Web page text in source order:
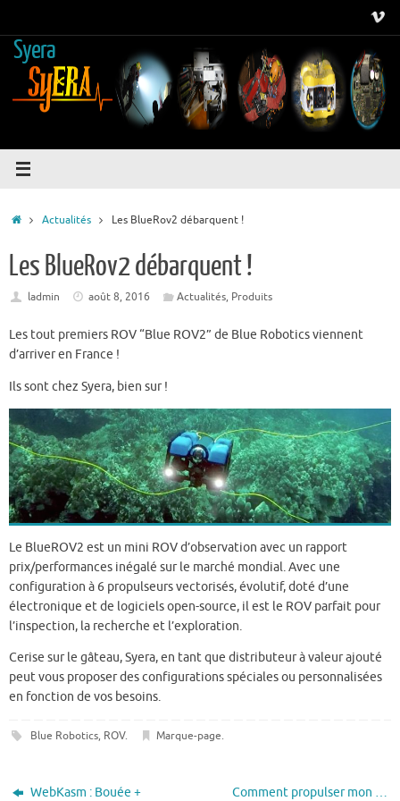
contenu
Syera
Accueil
Actualités Les BlueRov2 débarquent !
Les BlueRov2 débarquent !
ladmin août 8, 2016 Actualités, Produits
Les tout premiers ROV “Blue ROV2” de Blue Robotics viennent
d’arriver en France !
Ils sont chez Syera, bien sur !
Le BlueROV2 est un mini ROV d’observation avec un rapport
prix/performances inégalé sur le marché mondial. Avec une
configuration à 6 propulseurs vectorisés, évolutif, doté d’une
électronique et de logiciels open-source, il est le ROV parfait pour
l’inspection, la recherche et l’exploration.
Cerise sur le gâteau, Syera, en tant que distributeur à valeur ajouté
peut vous proposer des configurations spéciales ou personnalisées
en fonction de vos besoins.
Blue Robotics, ROV. Marque-page.
WebKasm : Bouée + Comment propulser mon …